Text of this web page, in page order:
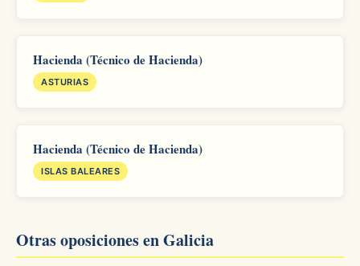
Hacienda (Técnico de Hacienda)
ASTURIAS
Hacienda (Técnico de Hacienda)
ISLAS BALEARES
Otras oposiciones en Galicia